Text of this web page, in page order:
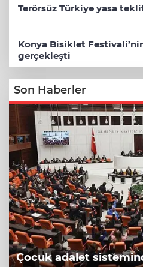
Terörsüz Türkiye yasa
Konya Bisiklet
gerçekleşti
Son Haberler
Çocuk adalet